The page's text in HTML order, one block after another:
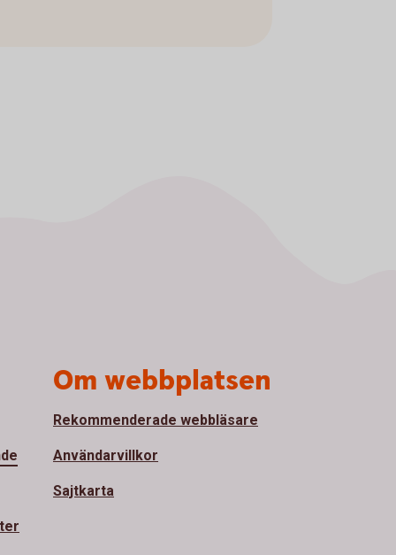
Om webbplatsen
Rekommenderade webbläsare
Användarvillkor
Sajtkarta